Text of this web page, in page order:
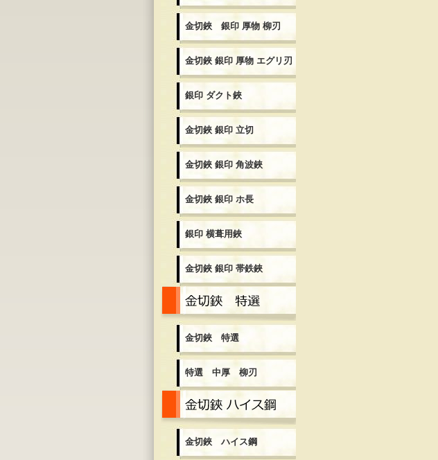
金切鋏 銀印 厚物 柳刃
金切鋏 銀印 厚物 エグリ刃
銀印 ダクト鋏
金切鋏 銀印 立切
金切鋏 銀印 角波鋏
金切鋏 銀印 ホ長
銀印 横葺用鋏
金切鋏 銀印 帯鉄鋏
金切鋏 特選
特選 中厚 柳刃
金切鋏 ハイス鋼